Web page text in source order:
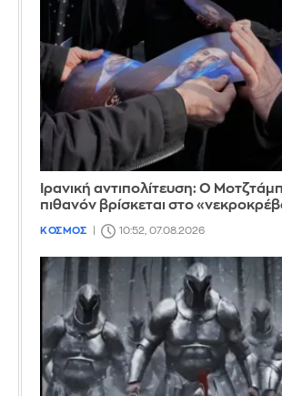
Ιρανική αντιπολίτευση: Ο
πιθανόν βρίσκεται στο
ΚΟΣΜΟΣ 10:52, 07.08.2026